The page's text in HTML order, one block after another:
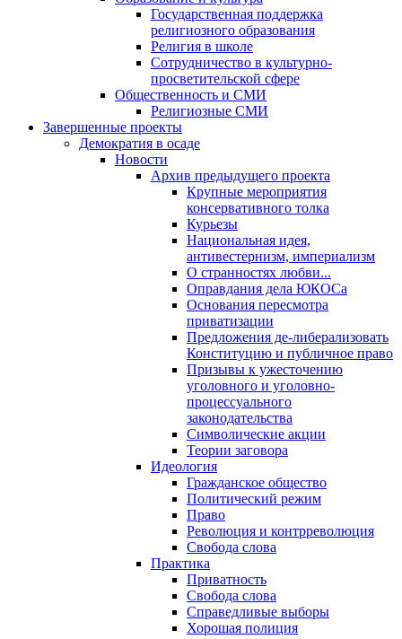
Государственная поддержка
религиозного образования
Религия в школе
Сотрудничество в культурно-
просветительской сфере
Общественность и СМИ
Религиозные СМИ
Завершенные проекты
Демократия в осаде
Новости
Архив предыдущего проекта
Крупные мероприятия
консервативного толка
Курьезы
Национальная идея,
антивестернизм, империализм
О странностях любви...
Оправдания дела ЮКОСа
Основания пересмотра
приватизации
Предложения де-либерализовать
Конституцию и публичное право
Призывы к ужесточению
уголовного и уголовно-
процессуального
законодательства
Символические акции
Теории заговора
Идеология
Гражданское общество
Политический режим
Право
Революция и контрреволюция
Свобода слова
Практика
Приватность
Свобода слова
Справедливые выборы
Хорошая полиция